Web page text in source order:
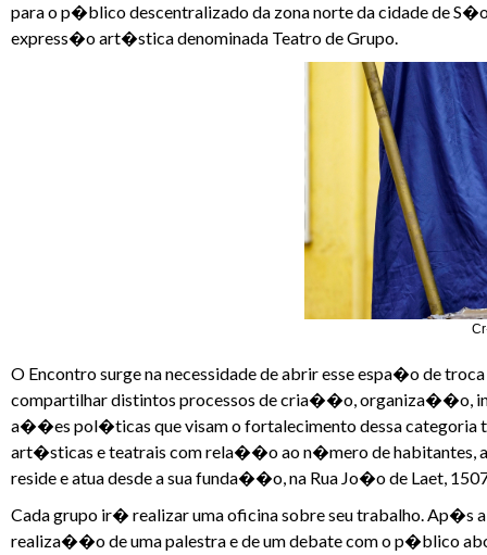
para o p�blico descentralizado da zona norte da cidade de
express�o art�stica denominada Teatro de Grupo.
O Encontro surge na necessidade de abrir esse espa�o de
compartilhar distintos processos de cria��o,
a��es pol�ticas que visam o fortalecimento dessa categoria
art�sticas e teatrais com rela��o ao n�mero de habitantes,
reside e atua desde a sua funda��o, na Rua Jo�o de Laet,
Cada grupo ir� realizar uma oficina sobre seu trabalho.
realiza��o de uma palestra e de um debate com o p�blico